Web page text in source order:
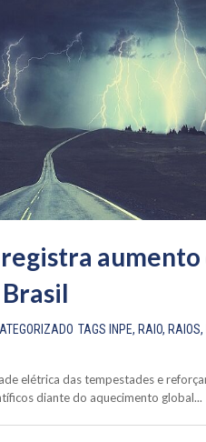
registra aumento
TAGS INPE, RAIO, RAIOS,
elétrica das tempestades e
diante do aquecimento global...